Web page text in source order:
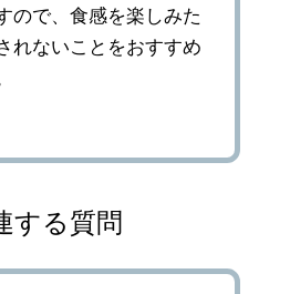
ので、食感を楽しみた
れないことをおすすめ
する質問